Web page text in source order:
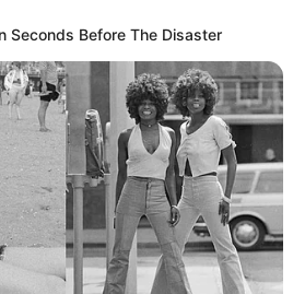
Seconds Before The Disaster